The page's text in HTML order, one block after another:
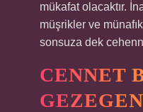
mükafat olacaktır.
müşrikler ve
sonsuza dek
CENNET